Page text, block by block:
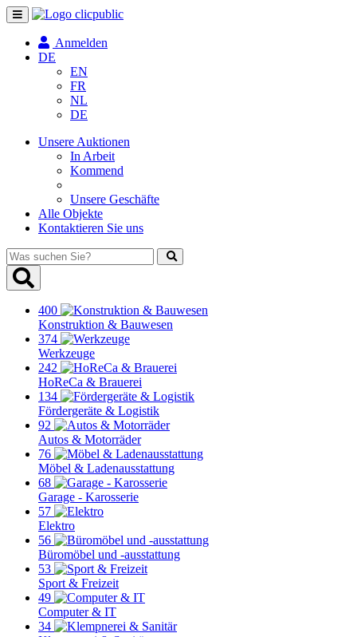
Navigation
umschalten
Anmelden
DE
EN
FR
NL
DE
Unsere Auktionen
In Arbeit
Kommend
Unsere Geschäfte
Alle Objekte
Kontaktieren Sie uns
Was
suchen
Sie?
400
Konstruktion & Bauwesen
374
Werkzeuge
242
HoReCa & Brauerei
134
Fördergeräte & Logistik
92
Autos & Motorräder
76
Möbel & Ladenausstattung
68
Garage - Karosserie
57
Elektro
56
Büromöbel und -ausstattung
53
Sport & Freizeit
49
Computer & IT
34